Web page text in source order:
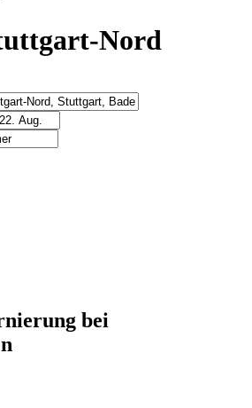
Nord
bei